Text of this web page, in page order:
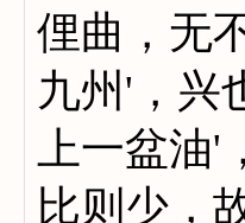
俚曲，无
九州'，兴
上一盆油
比则少，